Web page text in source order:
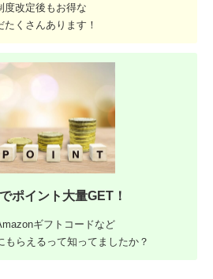
度改定後もお得な
くさんあります！
ポイント大量GET！
ギフトコードなど
もらえるって知ってましたか？